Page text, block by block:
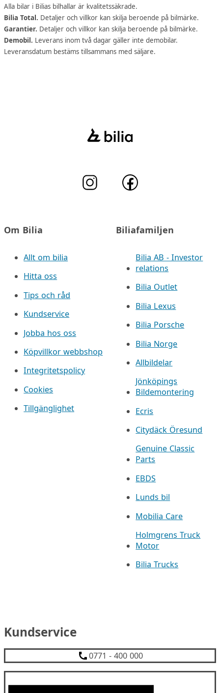
Alla bilar i Bilias bilhallar är kvalitetssäkrade.
Bilia Total. Detaljer och villkor kan skilja beroende på bilmärke.
Garantier. Detaljer och villkor kan skilja beroende på bilmärke.
Demobil. Leverans inom två dagar gäller inte demobilar.
Leveransdatum bestäms tillsammans med säljare.
Om Bilia
Allt om bilia
Hitta oss
Tips och råd
Kundservice
Jobba hos oss
Köpvillkor webbshop
Integritetspolicy
Cookies
Tillgänglighet
Biliafamiljen
Bilia AB - Investor
relations
Bilia Outlet
Bilia Lexus
Bilia Porsche
Bilia Norge
Allbildelar
Jönköpings
Bildemontering
Ecris
Citydäck Öresund
Genuine Classic
Parts
EBDS
Lunds bil
Mobilia Care
Holmgrens Truck
Motor
Bilia Trucks
Kundservice
0771 - 400 000